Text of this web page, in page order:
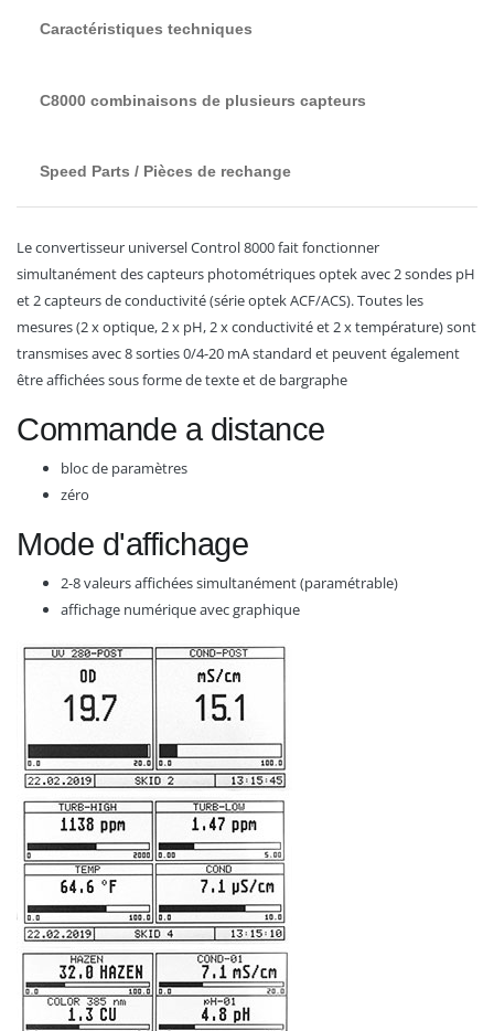
Caractéristiques techniques
C8000 combinaisons de plusieurs capteurs
Speed Parts / Pièces de rechange
Le convertisseur universel Control 8000 fait fonctionner
simultanément des capteurs photométriques optek avec 2 sondes pH
et 2 capteurs de conductivité (série optek ACF/ACS). Toutes les
mesures (2 x optique, 2 x pH, 2 x conductivité et 2 x température) sont
transmises avec 8 sorties 0/4-20 mA standard et peuvent également
être affichées sous forme de texte et de bargraphe
Commande a distance
bloc de paramètres
zéro
Mode d'affichage
2-8 valeurs affichées simultanément (paramétrable)
affichage numérique avec graphique